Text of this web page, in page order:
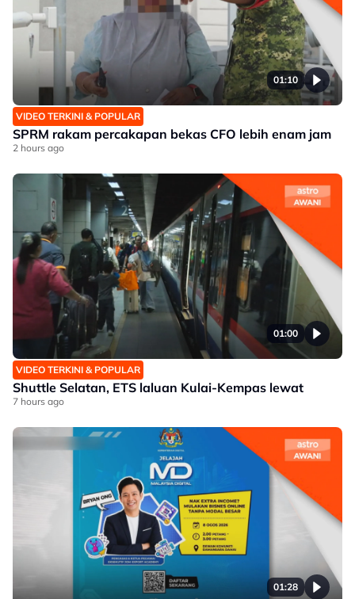
01:10
VIDEO TERKINI & POPULAR
SPRM rakam percakapan bekas CFO lebih enam jam
2 hours ago
01:00
VIDEO TERKINI & POPULAR
Shuttle Selatan, ETS laluan Kulai-Kempas lewat
7 hours ago
01:28